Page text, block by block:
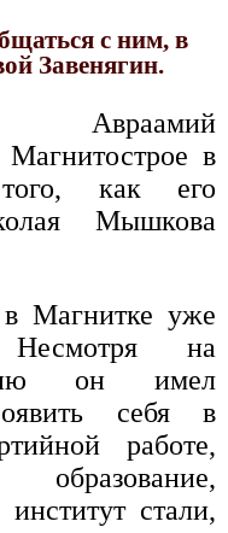
с ним, в
Завенягин.
Авраамий
Магнитострое в
как его
Мышкова
Магнитке уже
на
он имел
себя в
работе,
стали,